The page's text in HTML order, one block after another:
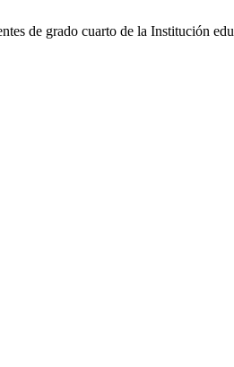
de grado cuarto de la Institución